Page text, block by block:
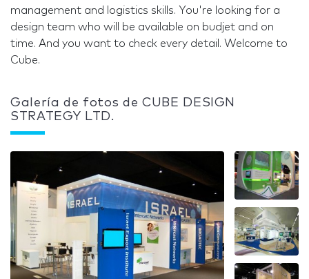
management and logistics skills. You're looking for a
design team who will be available on budjet and on
time. And you want to check every detail. Welcome to
Cube.
Galería de fotos de CUBE DESIGN
STRATEGY LTD.